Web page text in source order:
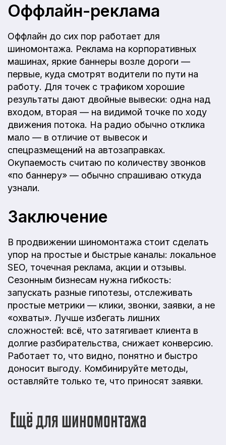
Оффлайн-реклама
Оффлайн до сих пор работает для
шиномонтажа. Реклама на корпоративных
машинах, яркие баннеры возле дороги —
первые, куда смотрят водители по пути на
работу. Для точек с трафиком хорошие
результаты дают двойные вывески: одна над
входом, вторая — на видимой точке по ходу
движения потока. На радио обычно отклика
мало — в отличие от вывесок и
спецразмещений на автозаправках.
Окупаемость считаю по количеству звонков
«по баннеру» — обычно спрашиваю откуда
узнали.
Заключение
В продвижении шиномонтажа стоит сделать
упор на простые и быстрые каналы: локальное
SEO, точечная реклама, акции и отзывы.
Сезонным бизнесам нужна гибкость:
запускать разные гипотезы, отслеживать
простые метрики — клики, звонки, заявки, а не
«охваты». Лучше избегать лишних
сложностей: всё, что затягивает клиента в
долгие разбирательства, снижает конверсию.
Работает то, что видно, понятно и быстро
доносит выгоду. Комбинируйте методы,
оставляйте только те, что приносят заявки.
Ещё для шиномонтажа